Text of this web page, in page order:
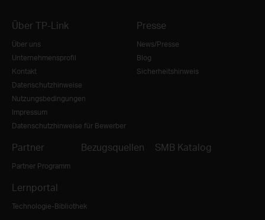
Über TP-Link
Über uns
Unternehmensprofil
Kontakt
Datenschutzhinweise
Nutzungsbedingungen
Impressum
Datenschutzhinweise für Bewerber
Presse
News/Presse
Blog
Sicherheitshinweis
Partner
Partner Programm
Bezugsquellen SMB Katalog
Lernportal
Technologie-Bibliothek